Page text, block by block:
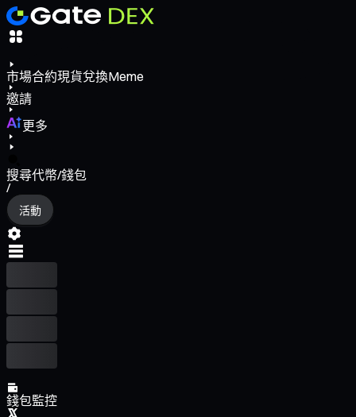
市場合約現貨兌換Meme
邀請
更多
搜尋代幣/錢包
/
活動
錢包監控